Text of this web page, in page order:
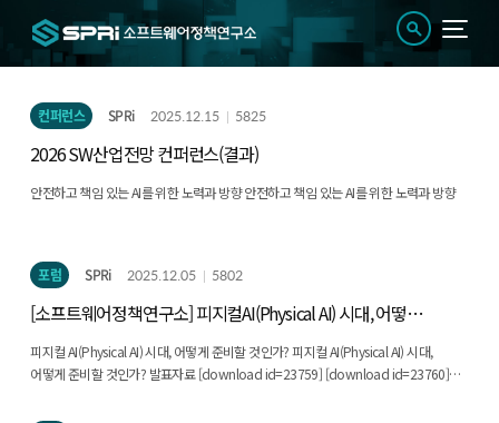
컨퍼런스 SPRi 2025.12.15 5825
2026 SW산업전망 컨퍼런스(결과)
안전하고 책임 있는 AI를 위한 노력과 방향 안전하고 책임 있는 AI를 위한 노력과 방향
포럼 SPRi 2025.12.05 5802
[소프트웨어정책연구소] 피지컬AI(Physical AI) 시대, 어떻게
준비할것인가? (결과)
피지컬 AI(Physical AI) 시대, 어떻게 준비할 것인가? 피지컬 AI(Physical AI) 시대,
어떻게 준비할 것인가? 발표자료 [download id=23759] [download id=23760]